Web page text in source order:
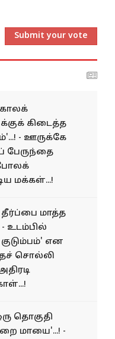
Submit your vote
கிடைத்த
- ஊருக்கே
பேருந்தை
போலக்
மக்கள்...!
தீர்ப்பை மாத்த
- உடம்பில்
என
சொல்லி
தொகுதி
மாயை'...! -